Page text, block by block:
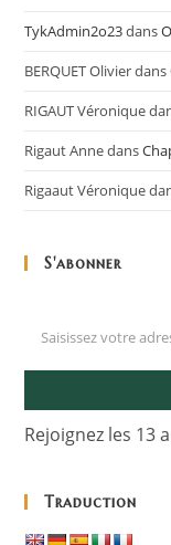
TykAdmin2o23dans
BERQUET Olivierdans
RIGAUT Véronique
Rigaut Annedans
Rigaaut Véronique
S'abonner
Rejoignez les 13
Traduction